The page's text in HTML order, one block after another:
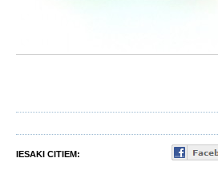
IESAKI CITIEM: